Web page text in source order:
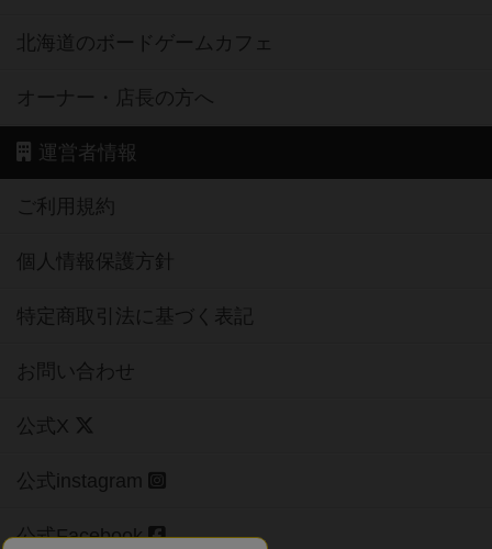
北海道のボードゲームカフェ
オーナー・店長の方へ
運営者情報
ご利用規約
個人情報保護方針
特定商取引法に基づく表記
お問い合わせ
公式X
公式instagram
公式Facebook